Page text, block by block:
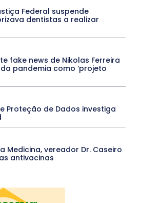
SEGURANÇA
Soltando o Verbo
TEATRO TECNOLOGIA
Federal suspende
dentistas a realizar
fake news de Nikolas Ferreira
pandemia como ‘projeto
Proteção de Dados investiga
Medicina, vereador Dr. Caseiro
antivacinas